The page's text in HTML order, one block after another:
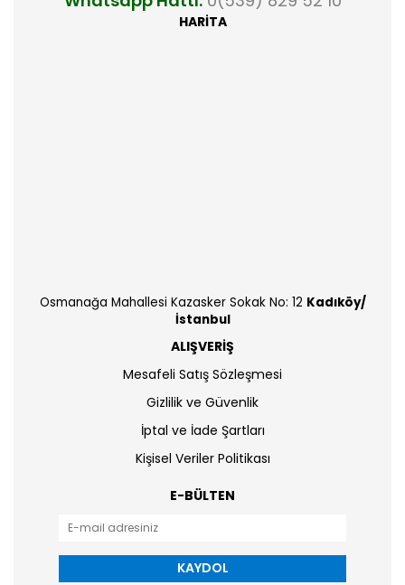
HARİTA
Osmanağa Mahallesi Kazasker Sokak No: 12 Kadıköy/
İstanbul
ALIŞVERİŞ
Mesafeli Satış Sözleşmesi
Gizlilik ve Güvenlik
İptal ve İade Şartları
Kişisel Veriler Politikası
E-BÜLTEN
KAYDOL